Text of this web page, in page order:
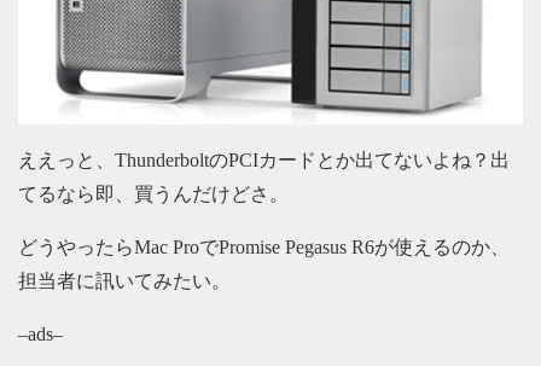
ええっと、ThunderboltのPCIカードとか出てないよね？出
てるなら即、買うんだけどさ。
どうやったらMac ProでPromise Pegasus R6が使えるのか、
担当者に訊いてみたい。
–ads–